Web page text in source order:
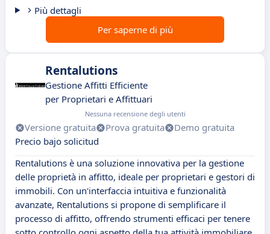
Più dettagli
Per saperne di più
Rentalutions
Gestione Affitti Efficiente
per Proprietari e Affittuari
Nessuna recensione degli utenti
Versione gratuita Prova gratuita
Demo gratuita
Precio bajo solicitud
Rentalutions è una soluzione innovativa per la gestione
delle proprietà in affitto, ideale per proprietari e gestori di
immobili. Con un'interfaccia intuitiva e funzionalità
avanzate, Rentalutions si propone di semplificare il
processo di affitto, offrendo strumenti efficaci per tenere